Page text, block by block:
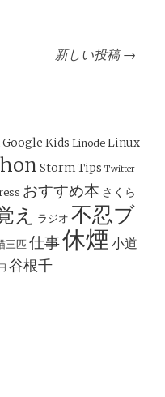
新しい投稿→
Google Kids Linode Linux
StormTips Twitter
おすすめ本 さくら
え ラジオ 不忍ブ
三匹 仕事休煙 小道
谷根千